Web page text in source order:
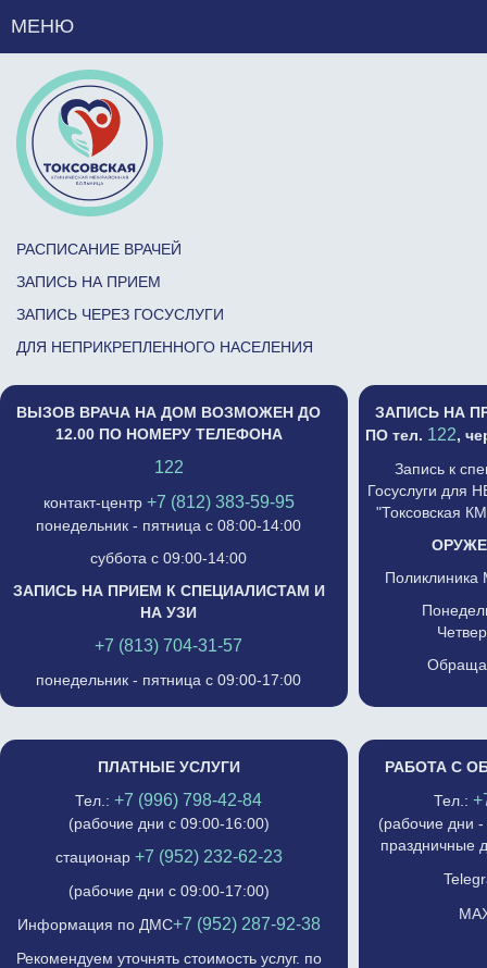
МЕНЮ
РАСПИСАНИЕ ВРАЧЕЙ
ЗАПИСЬ НА ПРИЕМ
ЗАПИСЬ ЧЕРЕЗ ГОСУСЛУГИ
ДЛЯ НЕПРИКРЕПЛЕННОГО НАСЕЛЕНИЯ
ВЫЗОВ ВРАЧА НА ДОМ ВОЗМОЖЕН ДО
12.00 ПО НОМЕРУ ТЕЛЕФОНА
122
контакт-центр +7 (812) 383-59-95
понедельник - пятница с 08:00-14:00
суббота с 09:00-14:00
ЗАПИСЬ НА ПРИЕМ К СПЕЦИАЛИСТАМ И
НА УЗИ
+7 (813) 704-31-57
понедельник - пятница с 09:00-17:00
ЗАПИСЬ НА
ПО тел. 122,
Запись к
Госуслуги для
"Токсовская
Поликлиника
ПЛАТНЫЕ УСЛУГИ
Тел.: +7 (996) 798-42-84
(рабочие дни с 09:00-16:00)
стационар +7 (952) 232-62-23
(рабочие дни с 09:00-17:00)
Информация по ДМС+7 (952) 287-92-38
Рекомендуем уточнять стоимость услуг. по
РАБОТА С
Тел.:
(рабочие дни
праздничные